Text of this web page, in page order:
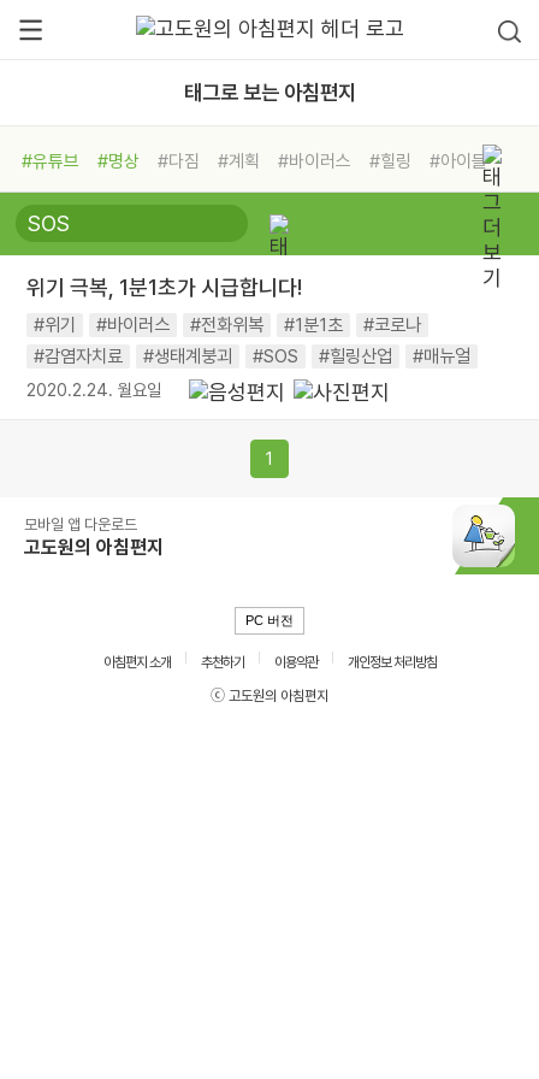
태그로 보는 아침편지
#유튜브 #명상 #다짐 #계획 #바이러스 #힐링
#아이들
#비전캠프
#독서캠프 #삶
#희망
#나눔 #친구 #링컨학교
#독서
#건강 #면역력
위기 극복, 1분1초가 시급합니다!
#위기 #바이러스 #전화위복 #1분1초
#코로나
#감염자치료
#생태계붕괴 #SOS #힐링산업 #매뉴얼
2020.2.24. 월요일
1
모바일 앱 다운로드
고도원의 아침편지
PC 버전
아침편지 소개 추천하기 이용약관
개인정보 처리방침
ⓒ 고도원의 아침편지